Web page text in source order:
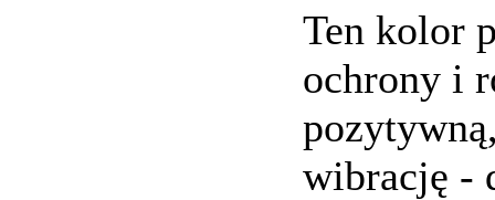
Ten kolor
ochrony i
wibrację -